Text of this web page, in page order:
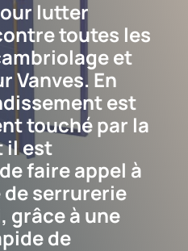
lutter
toutes les
et
Vanves. En
est
touché par la
il est
faire appel à
serrurerie
grâce à une
de